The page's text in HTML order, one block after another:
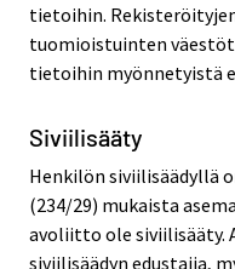
tietoihin.
tuomioistuinten
tietoihin myönnetyistä
Siviilisääty
Henkilön
(234/29) mukaista
avoliitto ole siviilisääty.
siviilisäädyn edustajia,